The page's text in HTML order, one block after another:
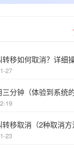
27
19
移取消（2种取消方
23